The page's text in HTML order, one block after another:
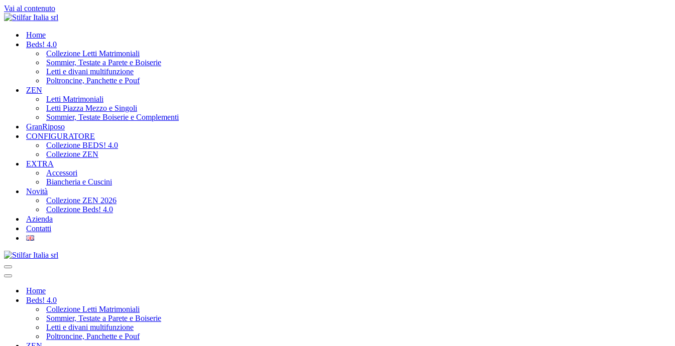
Vai al contenuto
Home
Beds! 4.0
Collezione Letti Matrimoniali
Sommier, Testate a Parete e Boiserie
Letti e divani multifunzione
Poltroncine, Panchette e Pouf
ZEN
Letti Matrimoniali
Letti Piazza Mezzo e Singoli
Sommier, Testate Boiserie e Complementi
GranRiposo
CONFIGURATORE
Collezione BEDS! 4.0
Collezione ZEN
EXTRA
Accessori
Biancheria e Cuscini
Novità
Collezione ZEN 2026
Collezione Beds! 4.0
Azienda
Contatti
Home
Beds! 4.0
Collezione Letti Matrimoniali
Sommier, Testate a Parete e Boiserie
Letti e divani multifunzione
Poltroncine, Panchette e Pouf